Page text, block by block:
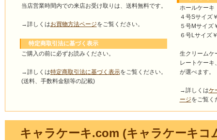
当店営業時間内での来店お受け取りは、送料無料です。
→詳しくはお買物方法ページをご覧ください。
特定商取引法に基づく表示
ご購入の前に必ずお読みください。
→詳しくは特定商取引法に基づく表示をご覧ください。
(送料、手数料金額等の記載)
ホールケーキ
４号Sサイズ
５号Mサイズ
６号Lサイズ
生クリームケ
レートケーキ
が選べます。
→詳しくはケ
ージをご覧く
キャラケーキ.com (キャラケーキコ